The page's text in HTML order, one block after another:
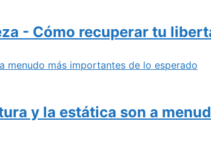
- Cómo recuperar tu
menudo más importantes de lo esperado
y la estática son a